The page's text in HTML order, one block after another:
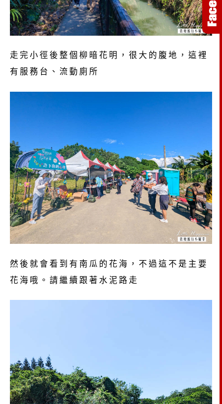
走完小徑後整個柳暗花明，很大的腹地，這裡
有服務台、流動廁所
然後就會看到有南瓜的花海，不過這不是主要
花海哦。請繼續跟著水泥路走